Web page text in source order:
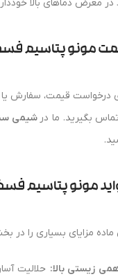
در معرض دماهای بالا
مونو پتاسیم
درخواست قیمت، سفارش
بگیرید. ما در شیمی
مونو پتاسیم
ماده مزایای بسیاری را
زیستی بالا: